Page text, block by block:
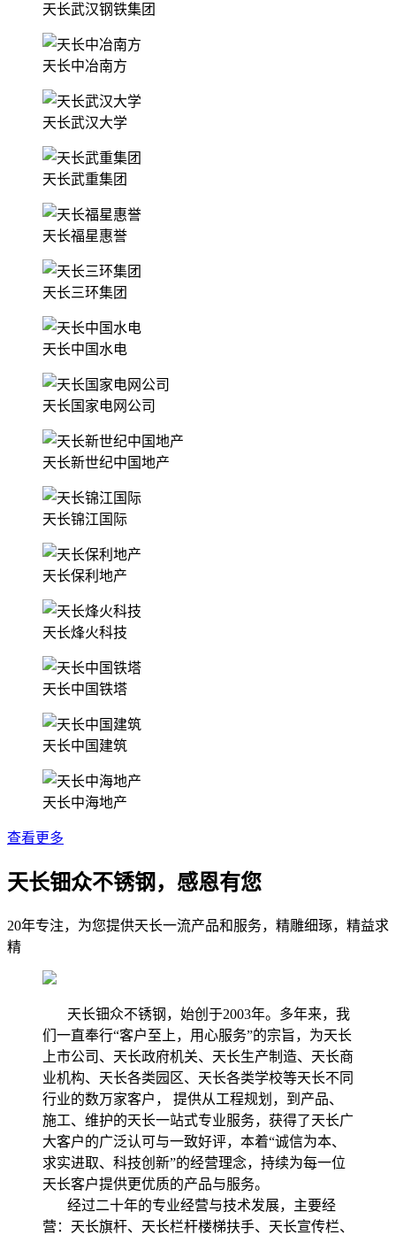
天长武汉钢铁集团
天长中冶南方
天长武汉大学
天长武重集团
天长福星惠誉
天长三环集团
天长中国水电
天长国家电网公司
天长新世纪中国地产
天长锦江国际
天长保利地产
天长烽火科技
天长中国铁塔
天长中国建筑
天长中海地产
查看更多
天长钿众不锈钢，感恩有您
20年专注，为您提供天长一流产品和服务，精雕细琢，精益求
精
天长钿众不锈钢，始创于2003年。多年来，我
们一直奉行“客户至上，用心服务”的宗旨，为天长
上市公司、天长政府机关、天长生产制造、天长商
业机构、天长各类园区、天长各类学校等天长不同
行业的数万家客户， 提供从工程规划，到产品、
施工、维护的天长一站式专业服务，获得了天长广
大客户的广泛认可与一致好评，本着“诚信为本、
求实进取、科技创新”的经营理念，持续为每一位
天长客户提供更优质的产品与服务。
经过二十年的专业经营与技术发展，主要经
营：天长旗杆、天长栏杆楼梯扶手、天长宣传栏、